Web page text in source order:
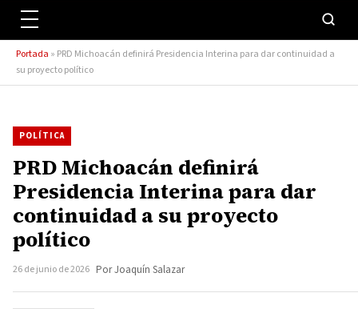
Portada » PRD Michoacán definirá Presidencia Interina para dar continuidad a
su proyecto político
POLÍTICA
PRD Michoacán definirá
Presidencia Interina para dar
continuidad a su proyecto
político
26 de junio de 2026 Por Joaquín Salazar